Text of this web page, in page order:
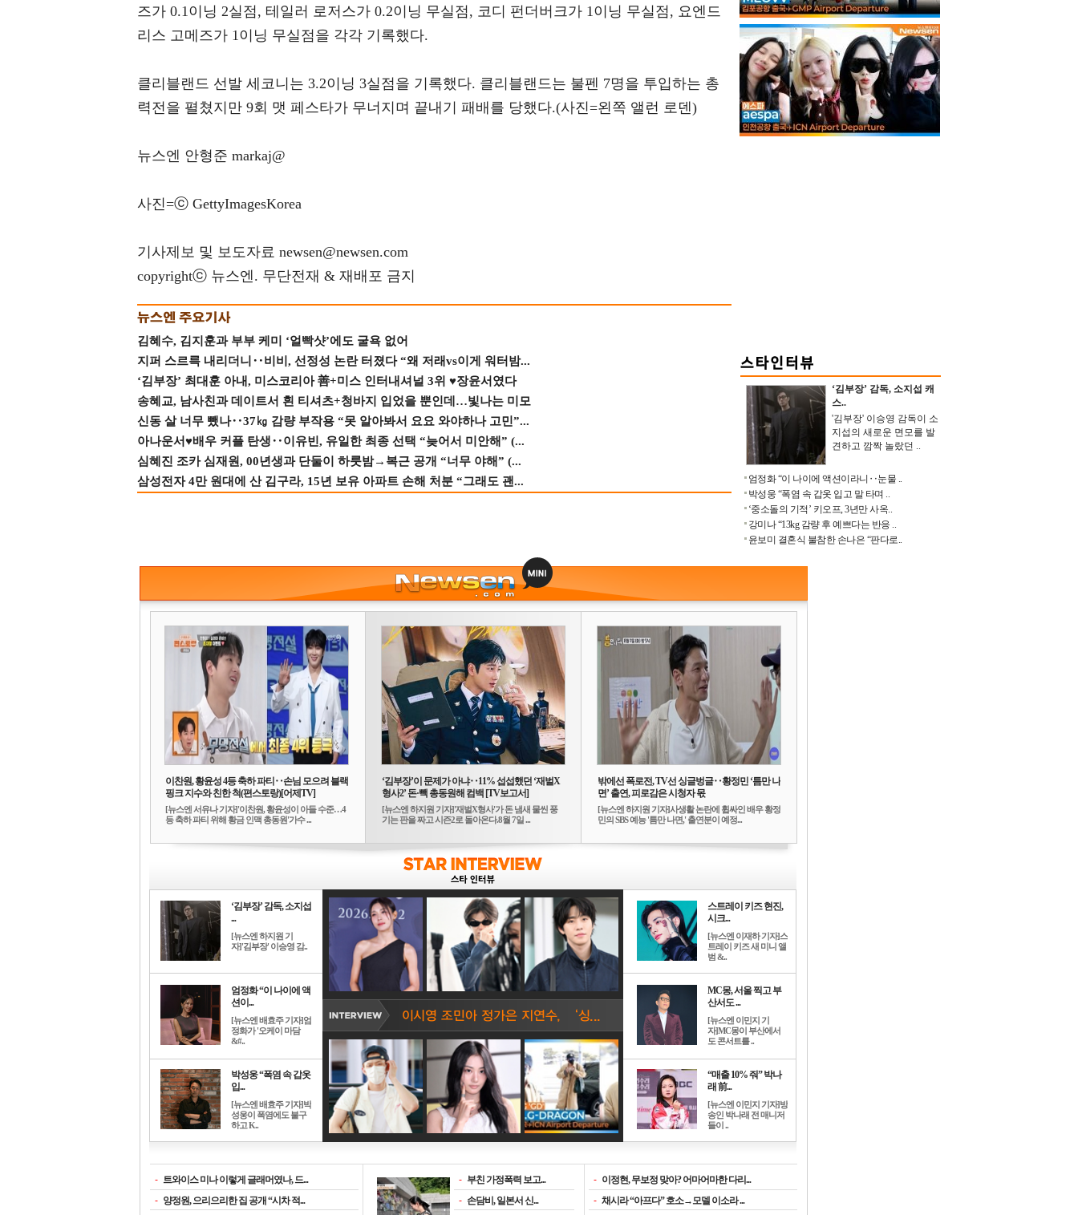
즈가 0.1이닝 2실점, 테일러 로저스가 0.2이닝 무실점, 코디 펀더버크가 1이닝 무실점, 요엔드
리스 고메즈가 1이닝 무실점을 각각 기록했다.
클리블랜드 선발 세코니는 3.2이닝 3실점을 기록했다. 클리블랜드는 불펜 7명을 투입하는 총
력전을 펼쳤지만 9회 맷 페스타가 무너지며 끝내기 패배를 당했다.(사진=왼쪽 앨런 로덴)
뉴스엔 안형준 markaj@
사진=ⓒ GettyImagesKorea
기사제보 및 보도자료 newsen@newsen.com
copyrightⓒ 뉴스엔. 무단전재 & 재배포 금지
김혜수, 김지훈과 부부 케미 ‘얼빡샷’에도 굴욕 없어
지퍼 스르륵 내리더니‥비비, 선정성 논란 터졌다 “왜 저래vs이게 워터밤...
‘김부장’ 최대훈 아내, 미스코리아 善+미스 인터내셔널 3위 ♥장윤서였다
송혜교, 남사친과 데이트서 흰 티셔츠+청바지 입었을 뿐인데…빛나는 미모
신동 살 너무 뺐나‥37㎏ 감량 부작용 “못 알아봐서 요요 와야하나 고민”...
아나운서♥배우 커플 탄생‥이유빈, 유일한 최종 선택 “늦어서 미안해” (...
심혜진 조카 심재원, 00년생과 단둘이 하룻밤→복근 공개 “너무 야해” (...
삼성전자 4만 원대에 산 김구라, 15년 보유 아파트 손해 처분 “그래도 괜...
‘김부장’ 감독, 소지섭 캐
스..
'김부장' 이승영 감독이 소
지섭의 새로운 면모를 발
견하고 깜짝 놀랐던 ..
엄정화 “이 나이에 액션이라니‥눈물 ..
박성웅 “폭염 속 갑옷 입고 말 타며 ..
‘중소돌의 기적’ 키오프, 3년만 사옥..
강미나 “13kg 감량 후 예쁘다는 반응 ..
윤보미 결혼식 불참한 손나은 “판다로..
이찬원, 황윤성 4등 축하 파티‥손님 모으려 블랙
핑크 지수와 친한 척(편스토랑)[어제TV]
[뉴스엔 서유나 기자]'이찬원, 황윤성이 아들 수준…4
등 축하 파티 위해 황금 인맥 총동원'가수 ...
‘김부장’이 문제가 아냐‥11% 섭섭했던 ‘재벌X
형사2’ 돈·빽 총동원해 컴백 [TV보고서]
[뉴스엔 하지원 기자]'재벌X형사'가 돈 냄새 물씬 풍
기는 판을 짜고 시즌2로 돌아온다.8월 7일 ...
밖에선 폭로전, TV선 싱글벙글‥황정민 ‘틈만 나
면’ 출연, 피로감은 시청자 몫
[뉴스엔 하지원 기자]사생활 논란에 휩싸인 배우 황정
민의 SBS 예능 '틈만 나면,' 출연분이 예정...
‘김부장’ 감독, 소지섭
...
[뉴스엔 하지원 기
자]'김부장' 이승영 감..
엄정화 “이 나이에 액
션이...
[뉴스엔 배효주 기자]엄
정화가 '오케이 마담
&#..
박성웅 “폭염 속 갑옷
입...
[뉴스엔 배효주 기자]박
성웅이 폭염에도 불구
하고 K..
스트레이 키즈 현진,
시크...
[뉴스엔 이재하 기자]스
트레이 키즈 새 미니 앨
범 &..
MC몽, 서울 찍고 부
산서도 ...
[뉴스엔 이민지 기
자]MC몽이 부산에서
도 콘서트를 ..
“매출 10% 줘” 박나
래 前...
[뉴스엔 이민지 기자]방
송인 박나래 전 매니저
들이 ..
- 트와이스 미나 이렇게 글래머였나, 드...
- 양정원, 으리으리한 집 공개 “시차 적...
- 부친 가정폭력 보고...
- 손담비, 일본서 신...
- 이정현, 무보정 맞아? 어마어마한 다리...
- 채시라 “아프다” 호소→모델 이소라 ...